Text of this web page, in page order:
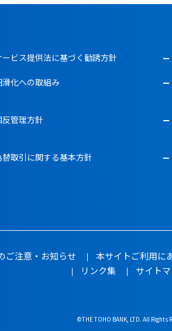
ビス提供法に基づく勧誘方針
化への取組み
管理方針
取引に関する基本方針
ご注意・お知らせ 本サイトご利用に
リンク集
サイト
©THE TOHO BANK, LTD. All Rights